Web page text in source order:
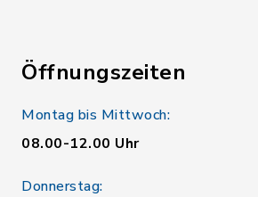
Öffnungszeiten
Montag bis Mittwoch:
08.00-12.00 Uhr
Donnerstag: